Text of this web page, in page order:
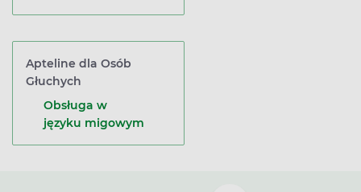
Apteline dla Osób
Głuchych
Obsługa w
języku migowym